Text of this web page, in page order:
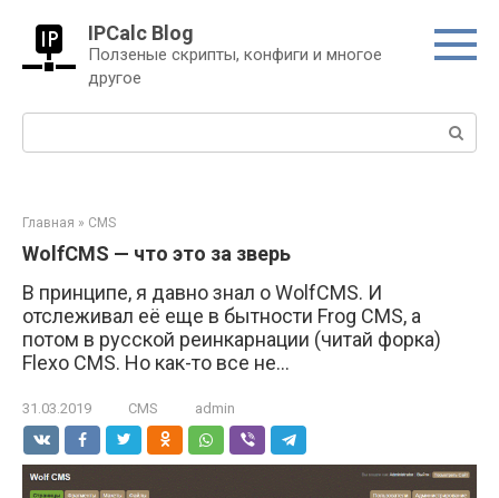
контенту
IPCalc Blog
Ползеные скрипты, конфиги и многое
другое
Поиск:
Главная » CMS
WolfCMS — что это за зверь
В принципе, я давно знал о WolfCMS. И
отслеживал её еще в бытности Frog CMS, а
потом в русской реинкарнации (читай форка)
Flexo CMS. Но как-то все не...
31.03.2019 CMS admin